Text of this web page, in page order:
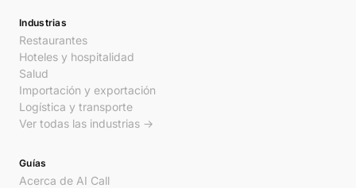
Industrias
Restaurantes
Hoteles y hospitalidad
Salud
Importación y exportación
Logística y transporte
Ver todas las industrias →
Guías
Acerca de AI Call